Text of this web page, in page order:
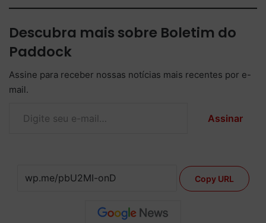
Descubra mais sobre Boletim do
Paddock
Assine para receber nossas notícias mais recentes por e-
mail.
Assinar
Copy URL